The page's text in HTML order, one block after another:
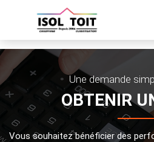
Une demande
OBTENIR
Vous souhaitez bénéficier des